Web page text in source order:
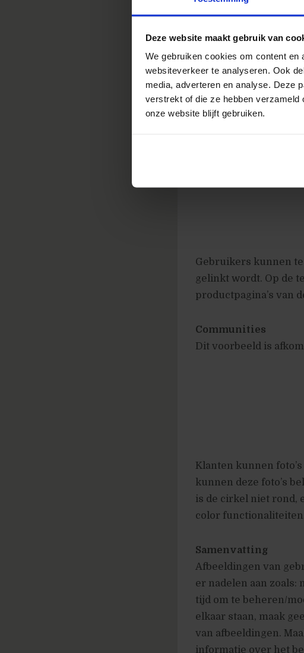
Deze website maakt gebruik van
We gebruiken cookies om content
websiteverkeer te analyseren. Ook
media, adverteren en analyse. Deze
verstrekt of die ze hebben
onze website blijft gebruiken.
bij Amazon nog de
(mouse over) staat in
scheiding van tekst en
Testimonials van
Dit voorbeeld is
Gebruikers kunnen
gelinkt wordt. Op de
productpagina’s van
Communities
Dit voorbeeld is
Klanten kunnen
kunnen deze foto’s
is de cirkel niet rond,
color
Samenvatting
Afbeeldingen van
er nadelen aan
tijd om te beheren/
elkaar staan, maak
van afbeeldingen.
informatie over het